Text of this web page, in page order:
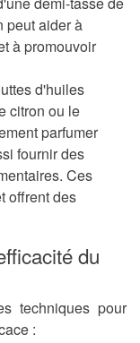
peut aider à
à promouvoir
d'huiles
citron ou le
parfumer
fournir des
Ces
offrent des
du
techniques pour
: